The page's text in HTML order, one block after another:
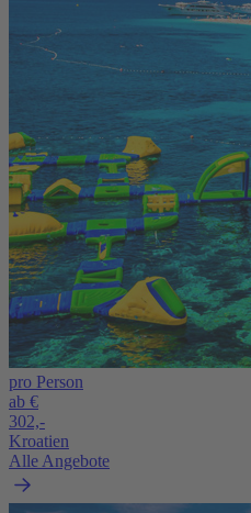
pro Person
ab €
302,-
Kroatien
Alle Angebote